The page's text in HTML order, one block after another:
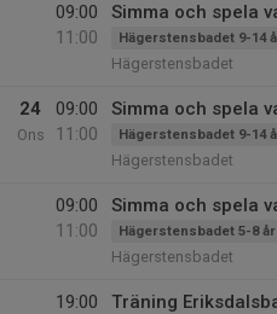
09:00
11:00
Simma och spela
Hägerstensbadet 9-14
Hägerstensbadet
24
Ons
09:00
11:00
Simma och spela
Hägerstensbadet 9-14
Hägerstensbadet
09:00
11:00
Simma och spela
Hägerstensbadet 5-8
Hägerstensbadet
19:00
Träning